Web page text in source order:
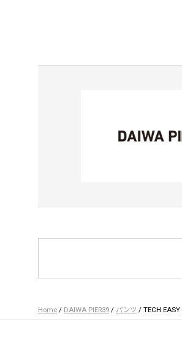
Home / DAIWA PIER39 / パンツ / TECH EASY